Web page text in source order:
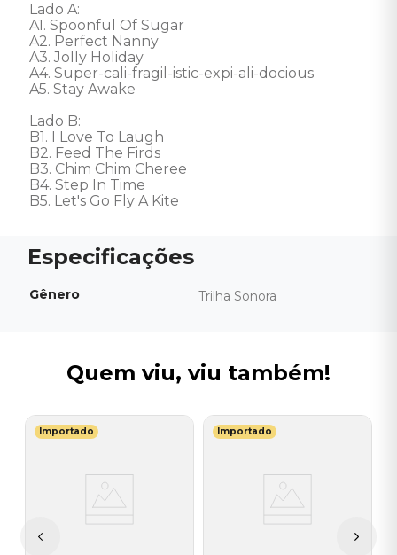
Lado A:
A1. Spoonful Of Sugar
A2. Perfect Nanny
A3. Jolly Holiday
A4. Super-cali-fragil-istic-expi-ali-docious
A5. Stay Awake
Lado B:
B1. I Love To Laugh
B2. Feed The Firds
B3. Chim Chim Cheree
B4. Step In Time
B5. Let's Go Fly A Kite
Gênero Trilha Sonora
Quem viu, viu também!
Importado Importado